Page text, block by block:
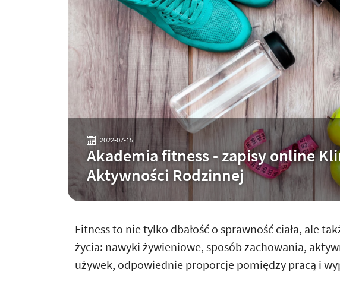
2022-07-15
Akademia fitness - zapisy online
Aktywności Rodzinnej
Fitness to nie tylko dbałość o sprawność ciała, ale
życia: nawyki żywieniowe, sposób zachowania,
używek, odpowiednie proporcje pomiędzy pracą i